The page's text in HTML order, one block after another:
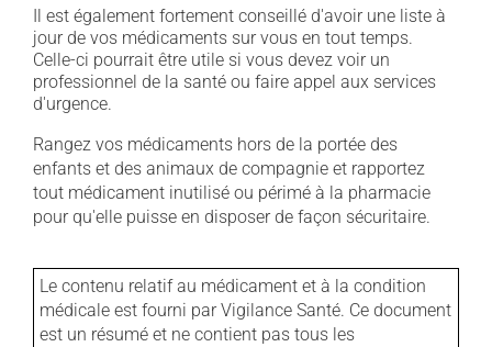
Il est également fortement conseillé d'avoir une liste à
jour de vos médicaments sur vous en tout temps.
Celle-ci pourrait être utile si vous devez voir un
professionnel de la santé ou faire appel aux services
d'urgence.
Rangez vos médicaments hors de la portée des
enfants et des animaux de compagnie et rapportez
tout médicament inutilisé ou périmé à la pharmacie
pour qu'elle puisse en disposer de façon sécuritaire.
Le contenu relatif au médicament et à la condition
médicale est fourni par Vigilance Santé. Ce document
est un résumé et ne contient pas tous les